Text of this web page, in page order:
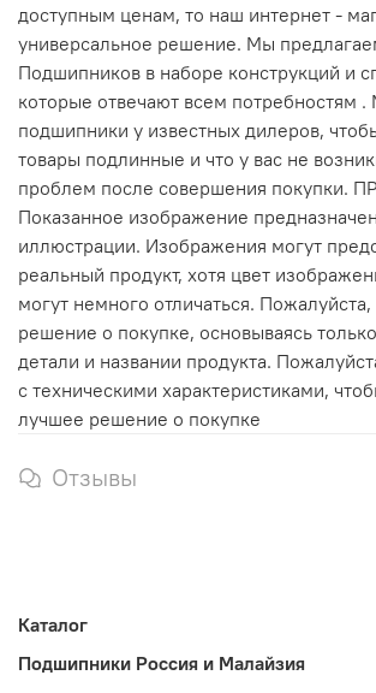
доступным ценам, то наш интернет -
универсальное решение. Мы
Подшипников в наборе конструкций и
которые отвечают всем потребностям
подшипники у известных дилеров,
товары подлинные и что у вас не
проблем после совершения покупки.
Показанное изображение
иллюстрации. Изображения могут
реальный продукт, хотя цвет
могут немного отличаться.
решение о покупке, основываясь
детали и названии продукта.
с техническими характеристиками,
лучшее решение о покупке
Отзывы
Каталог
Подшипники Россия и Малайзия